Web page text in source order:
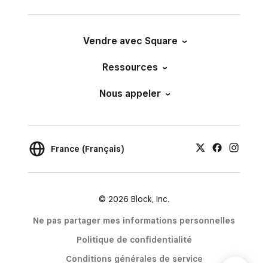
Vendre avec Square
Ressources
Nous appeler
France (Français)
© 2026 Block, Inc.
Ne pas partager mes informations personnelles
Politique de confidentialité
Conditions générales de service